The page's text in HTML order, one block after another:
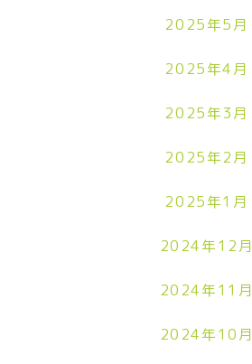
2025年5月
2025年4月
2025年3月
2025年2月
2025年1月
2024年12月
2024年11月
2024年10月